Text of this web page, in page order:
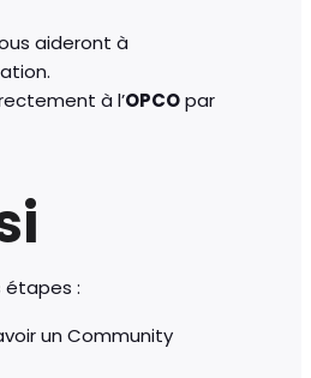
aideront à
à l’OPCOpar
étapes :
un Community